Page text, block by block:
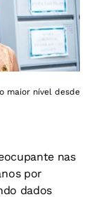
maior nível desde
nas
por
dados